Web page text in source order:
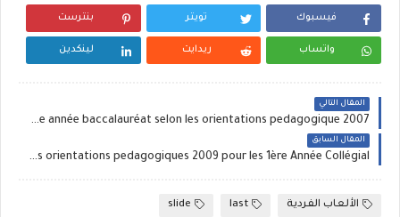
فيسبوك تويتر بنترست
واتساب ريدايت لينكدين
المقال التالي
un nouveau cycle de foot ball de 12 seances pour les 2ème année baccalauréat selon les orientations pedagogique 2007
المقال السابق
un nouveau cycle de foot ball selon les orientations pedagogiques 2009 pour les 1ère Année Collégial
الألعاب الفردية last
slide